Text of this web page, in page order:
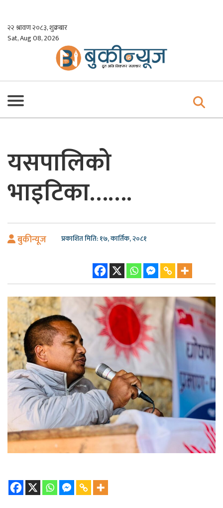
content
२२ श्रावण २०८३, शुक्रबार
Sat, Aug 08, 2026
यसपालिको
भाइटिका…….
बुकीन्यूज प्रकाशित मिति: १७, कार्तिक, २०८१